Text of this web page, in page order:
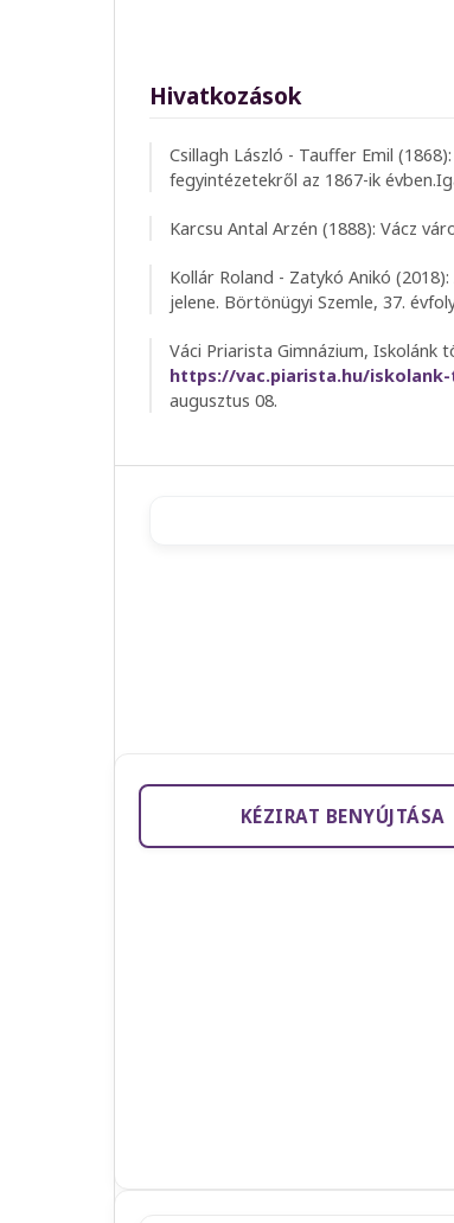
Hivatkozások
Csillagh László - Tauffer Emil
fegyintézetekről az 1867-ik
Karcsu Antal Arzén (1888): Vácz
Kollár Roland - Zatykó Anikó
jelene. Börtönügyi Szemle, 37.
Váci Priarista Gimnázium, Iskolánk
https://vac.piarista.hu/
augusztus 08.
KÉZIRAT BENYÚJTÁSA